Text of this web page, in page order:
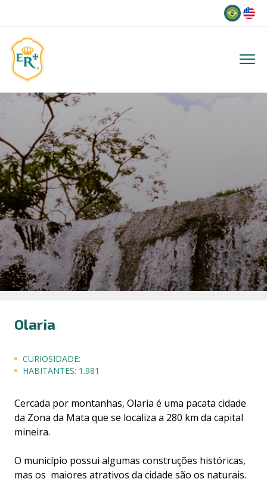
Olaria
CURIOSIDADE:
HABITANTES: 1.981
Cercada por montanhas, Olaria é uma pacata cidade
da Zona da Mata que se localiza a 280 km da capital
mineira.
O município possui algumas construções históricas,
mas os maiores atrativos da cidade são os naturais.